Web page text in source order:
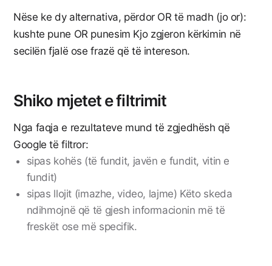
Nëse ke dy alternativa, përdor OR të madh (jo or):
kushte pune OR punesim Kjo zgjeron kërkimin në
secilën fjalë ose frazë që të intereson.
Shiko mjetet e filtrimit
Nga faqja e rezultateve mund të zgjedhësh që
Google të filtror:
sipas kohës (të fundit, javën e fundit, vitin e
fundit)
sipas llojit (imazhe, video, lajme) Këto skeda
ndihmojnë që të gjesh informacionin më të
freskët ose më specifik.